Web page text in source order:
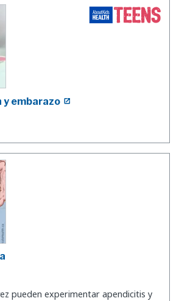
y embarazo
pueden experimentar apendicitis y